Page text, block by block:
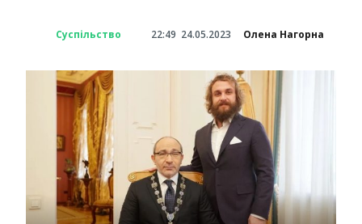
Суспільство 22:49 24.05.2023 Олена Нагорна